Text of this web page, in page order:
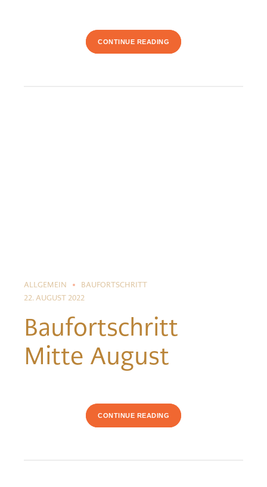
CONTINUE READING
ALLGEMEIN
BAUFORTSCHRITT
22. AUGUST 2022
Baufortschritt
Mitte August
CONTINUE READING